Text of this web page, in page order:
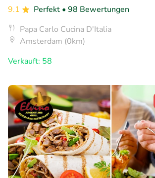
9.1
Perfekt • 98 Bewertungen
Papa Carlo Cucina D'Italia
Amsterdam (0km)
Verkauft: 58